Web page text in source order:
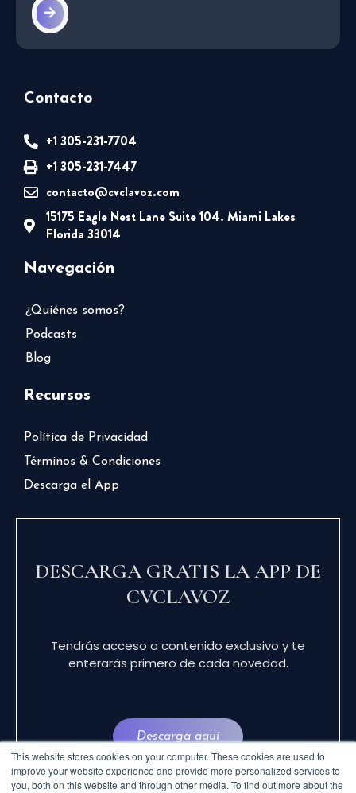
This website stores cookies on your computer. These cookies are used to
improve your website experience and provide more personalized services to
you, both on this website and through other media. To find out more about the
Contacto
+1 305-231-7704
+1 305-231-7447
contacto@cvclavoz.com
15175 Eagle Nest Lane Suite 104. Miami Lakes
Florida 33014
Navegación
¿Quiénes somos?
Podcasts
Blog
Recursos
Política de Privacidad
Términos & Condiciones
Descarga el App
DESCARGA GRATIS LA APP DE
CVCLAVOZ
Tendrás acceso a contenido exclusivo y te
enterarás primero de cada novedad.
Descarga aquí